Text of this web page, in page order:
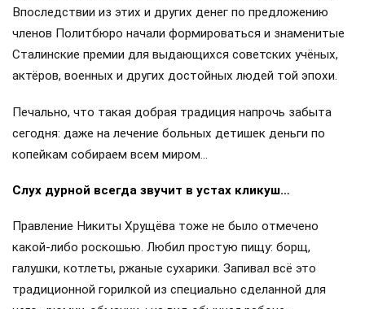
Впоследствии из этих и других денег по предложению
членов Политбюро начали формироваться и знаменитые
Сталинские премии для выдающихся советских учёных,
актёров, военных и других достойных людей той эпохи.
Печально, что такая добрая традиция напрочь забыта
сегодня: даже на лечение больных детишек деньги по
копейкам собираем всем миром…
Слух дурной всегда звучит в устах кликуш…
Правление Никиты Хрущёва тоже не было отмечено
какой-либо роскошью. Любил простую пищу: борщ,
галушки, котлеты, ржаные сухарики. Запивал всё это
традиционной горилкой из специально сделанной для